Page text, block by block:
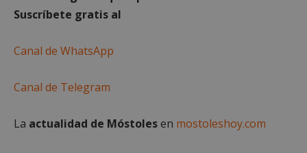
Suscríbete gratis al
Canal de WhatsApp
Canal de Telegram
La actualidad de Móstolesen mostoleshoy.com
Cookies de rendimiento